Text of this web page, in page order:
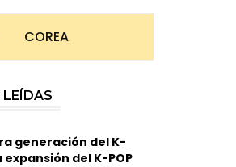
COREA
generación del K-
expansión del K-POP